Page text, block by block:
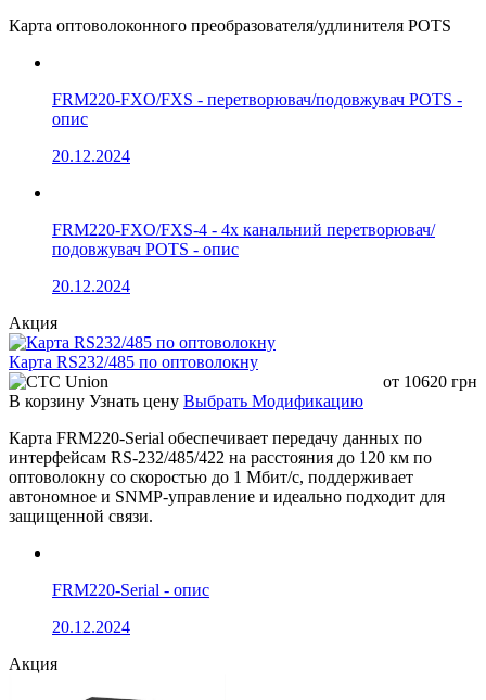
Карта оптоволоконного преобразователя/удлинителя POTS
FRM220-FXO/FXS - перетворювач/подовжувач POTS -
опис
20.12.2024
FRM220-FXO/FXS-4 - 4х канальний перетворювач/
подовжувач POTS - опис
20.12.2024
Акция
Карта RS232/485 по оптоволокну
от 10620 грн
В корзину Узнать цену Выбрать Модификацию
Карта FRM220-Serial обеспечивает передачу данных по
интерфейсам RS-232/485/422 на расстояния до 120 км по
оптоволокну со скоростью до 1 Мбит/с, поддерживает
автономное и SNMP-управление и идеально подходит для
защищенной связи.
FRM220-Serial - опис
20.12.2024
Акция